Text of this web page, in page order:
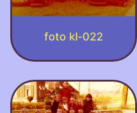
foto kl-022